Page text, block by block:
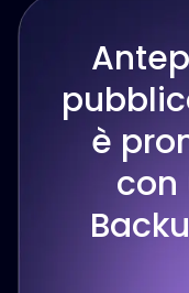
è
con